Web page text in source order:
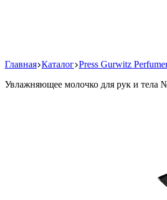
Главная Каталог Press Gurwitz
Увлажняющее молочко для рук и тела